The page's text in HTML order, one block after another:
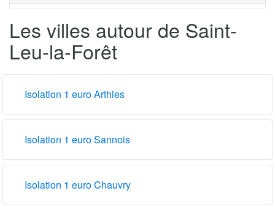
Les villes autour de Saint-
Leu-la-Forêt
Isolation 1 euro Arthies
Isolation 1 euro Sannois
Isolation 1 euro Chauvry